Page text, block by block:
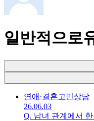
일반적으로
연애·결혼고민상담
26.06.03
Q. 남녀 관계에서